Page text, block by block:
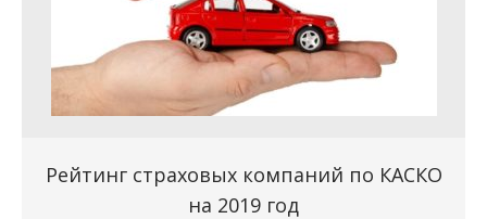
Рейтинг страховых компаний по КАСКО
на 2019 год